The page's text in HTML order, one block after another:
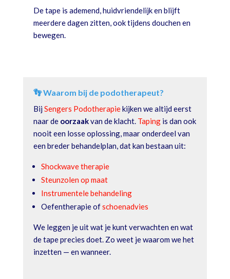
De tape is ademend, huidvriendelijk en blijft
meerdere dagen zitten, ook tijdens douchen en
bewegen.
👣 Waarom bij de podotherapeut?
Bij Sengers Podotherapiekijken we altijd eerst
naar de oorzaakvan de klacht. Tapingis dan ook
nooit een losse oplossing, maar onderdeel van
een breder behandelplan, dat kan bestaan uit:
Shockwave therapie
Steunzolen op maat
Instrumentele behandeling
Oefentherapie ofschoenadvies
We leggen je uit wat je kunt verwachten en wat
de tape precies doet. Zo weet je waarom we het
inzetten — en wanneer.